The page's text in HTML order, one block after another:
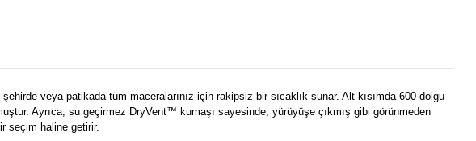
veya patikada tüm maceralarınız için rakipsiz bir sıcaklık sunar. Alt kısımda 600 dolgu
Ayrıca, su geçirmez DryVent™ kumaşı sayesinde, yürüyüşe çıkmış gibi görünmeden
seçim haline getirir.